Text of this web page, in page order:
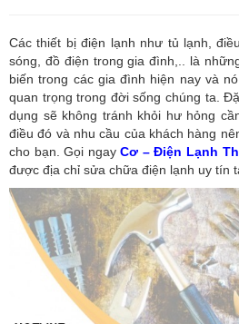
Các thiết bị điện lạnh như tủ lạnh,
sóng, đồ điện trong gia đình,.. là
biến trong các gia đình hiện nay và
quan trọng trong đời sống chúng ta.
dụng sẽ không tránh khỏi hư hỏng
điều đó và nhu cầu của khách hàng
cho bạn. Gọi ngayCơ – Điện Lạnh
được địa chỉ sửa chữa điện lạnh uy tín